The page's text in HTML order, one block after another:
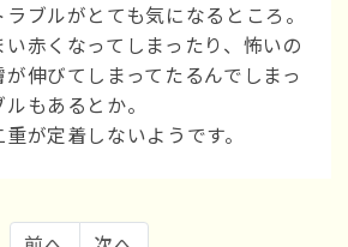
ブルがとても気になるところ。
赤くなってしまったり、怖いの
伸びてしまってたるんでしまっ
もあるとか。
が定着しないようです。